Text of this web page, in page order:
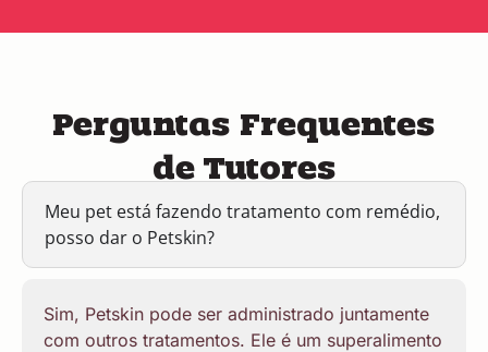
Perguntas Frequentes
de Tutores
Meu pet está fazendo tratamento com remédio,
posso dar o Petskin?
Sim, Petskin pode ser administrado juntamente
com outros tratamentos. Ele é um superalimento